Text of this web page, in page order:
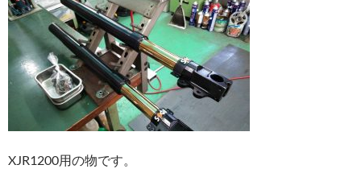
XJR1200用の物です。